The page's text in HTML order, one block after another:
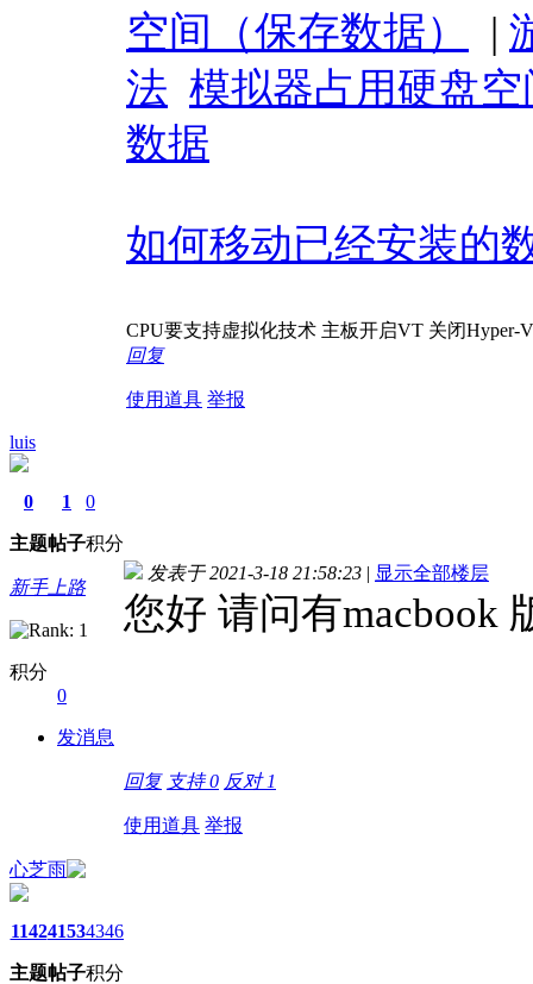
空间（保存数据）
|
法 模拟器占用硬盘
数据
如何移动已经安装的
CPU要支持虚拟化技术 主板开启VT 关闭Hyper-
回复
使用道具 举报
luis
0
主题
1
帖子
0
积分
新手上路
积分
0
发消息
发表于 2021-3-18 21:58:23 | 显示全部楼层
您好 请问有macbook
回复 支持0 反对 1
使用道具 举报
心芝雨
1142
主题
4153
帖子
4346
积分